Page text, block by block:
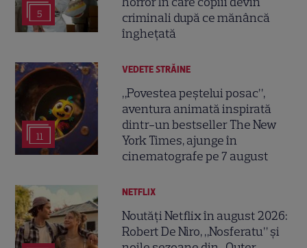
5
criminali după ce mănâncă
înghețată
11
VEDETE STRĂINE
„Povestea peștelui posac”,
aventura animată inspirată
dintr-un bestseller The New
York Times, ajunge în
cinematografe pe 7 august
NETFLIX
Noutăți Netflix în august 2026:
Robert De Niro, „Nosferatu” și